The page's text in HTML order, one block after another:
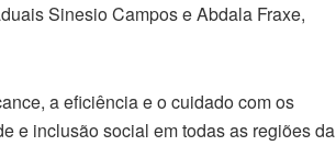
Sinesio Campos e Abdala Fraxe,
a eficiência e o cuidado com os
e inclusão social em todas as regiões da